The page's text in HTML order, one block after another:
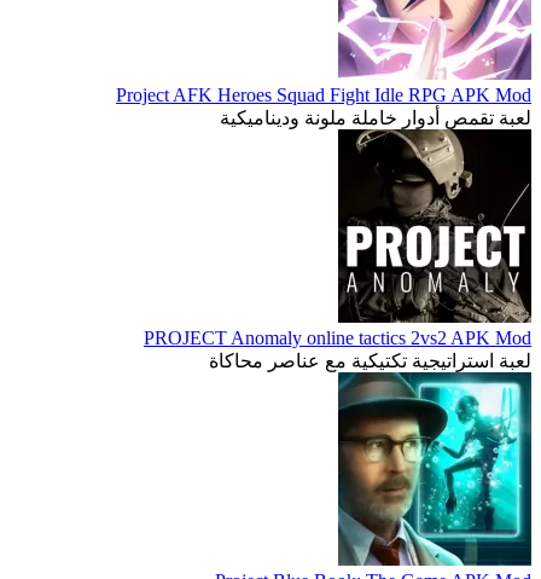
Project AFK Heroes Squad Fight Idle RPG APK Mod
لعبة تقمص أدوار خاملة ملونة وديناميكية
PROJECT Anomaly online tactics 2vs2 APK Mod
لعبة استراتيجية تكتيكية مع عناصر محاكاة